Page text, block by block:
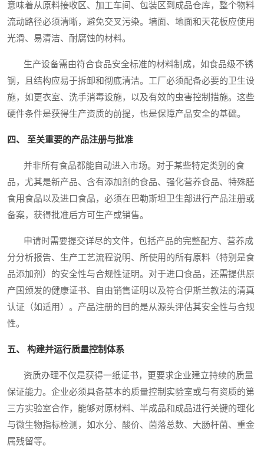
意味着从原料接收区、加工车间、包装区到成品仓库，整个物料
流动路径必须清晰，避免交叉污染。墙面、地面和天花板应使用
光滑、易清洁、耐腐蚀的材料。
生产设备需由符合食品安全标准的材料制成，如食品级不锈
钢，且结构应易于拆卸和彻底清洁。工厂必须配备必要的卫生设
施，如更衣室、洗手消毒设施，以及有效的虫害控制措施。这些
硬件条件是获得生产资质的前提，也是保障产品安全的基础。
四、 至关重要的产品注册与批准
并非所有食品都能自动进入市场。对于某些特定类别的食
品，尤其是新产品、含有添加剂的食品、强化营养食品、特殊膳
食用食品以及进口食品，必须在巴勒斯坦卫生部进行产品注册或
备案，获得批准后方可生产或销售。
申请时需要提交详尽的文件，包括产品的完整配方、营养成
分分析报告、生产工艺流程说明、所使用的所有原料（特别是食
品添加剂）的安全性与合规性证明。对于进口食品，还需提供原
产国颁发的健康证书、自由销售证明以及符合伊斯兰教法的清真
认证（如适用）。产品注册的目的是从源头评估其安全性与合规
性。
五、 构建并运行质量控制体系
资质办理不仅是获得一纸证书，更要求企业建立持续的质量
保证能力。企业必须具备基本的质量控制实验室或与有资质的第
三方实验室合作，能够对原材料、半成品和成品进行关键的理化
与微生物指标检测，如水分、酸价、菌落总数、大肠杆菌、重金
属残留等。